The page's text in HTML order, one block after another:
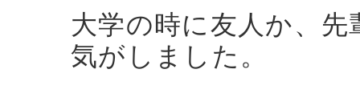
大学の時に友人か、
気がしました。